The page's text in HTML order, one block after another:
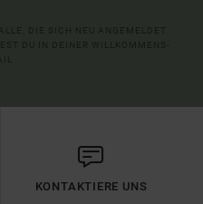
KONTAKTIERE UNS